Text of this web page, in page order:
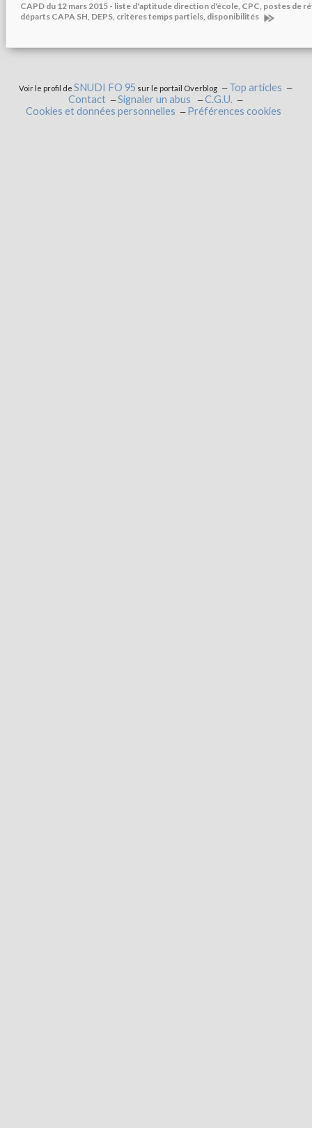
CAPD du 12 mars 2015 - liste d'aptitude direction d'école, CPC, postes de
départs CAPA SH, DEPS, critères temps partiels, disponibilités
Voir le profil deSNUDI FO 95 sur le portail Overblog
Top articles
Contact
Signaler un abus
C.G.U.
Cookies et données personnelles
Préférences cookies